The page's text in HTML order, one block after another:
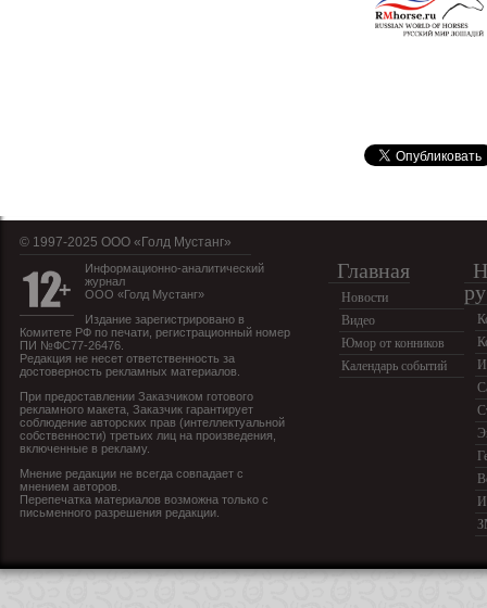
© 1997-2025 OOO «Голд Мустанг»
Информационно-аналитический
журнал
ООО «Голд Мустанг»
Издание зарегистрировано в
Комитете РФ по печати, регистрационный номер
ПИ №ФС77-26476.
Редакция не несет ответственность за
достоверность рекламных материалов.
При предоставлении Заказчиком готового
рекламного макета, Заказчик гарантирует
соблюдение авторских прав (интеллектуальной
собственности) третьих лиц на произведения,
включенные в рекламу.
Мнение редакции не всегда совпадает с
мнением авторов.
Перепечатка материалов возможна только с
письменного разрешения редакции.
Главная
Новости
Видео
Юмор от конников
Календарь событий